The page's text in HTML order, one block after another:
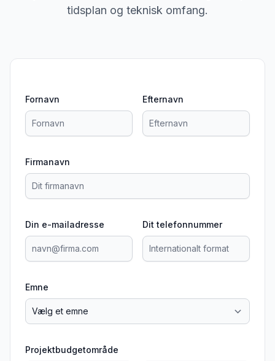
tidsplan og teknisk omfang.
Fornavn Efternavn
Firmanavn
Din e-mailadresse Dit telefonnummer
Emne
Projektbudgetområde